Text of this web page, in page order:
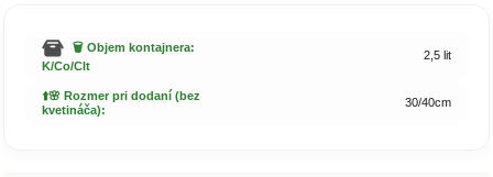
🗑️ Objem kontajnera:
K/Co/Clt
2,5 lit
⬆️🌸 Rozmer pri dodaní (bez
kvetináča):
30/40cm